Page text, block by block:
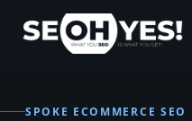
SEOH
SPOKE ECOMMERCE SEO